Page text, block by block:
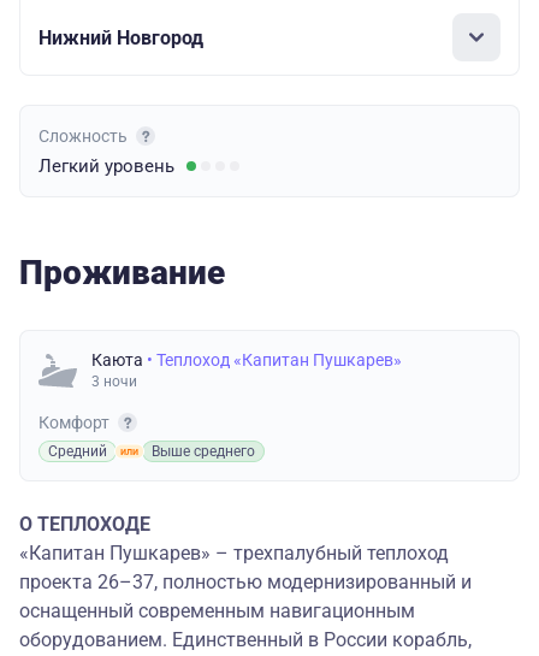
Нижний Новгород
Сложность
Легкий уровень
Проживание
Каюта • Теплоход «Капитан Пушкарев»
3 ночи
Комфорт
Средний Выше среднего
О ТЕПЛОХОДЕ
«Капитан Пушкарев» – трехпалубный теплоход
проекта 26–37, полностью модернизированный и
оснащенный современным навигационным
оборудованием. Единственный в России корабль,